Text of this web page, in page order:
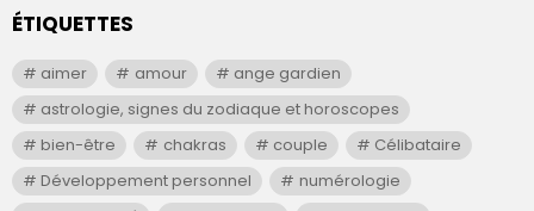
ÉTIQUETTES
aimer amour
ange gardien
astrologie, signes du zodiaque et horoscopes
bien-être
chakras couple
Célibataire
Développement personnel
numérologie